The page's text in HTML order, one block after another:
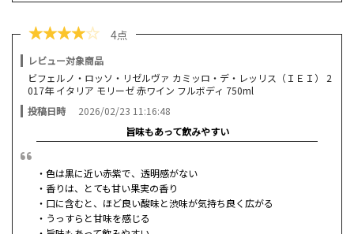
★★★★☆ 4点
レビュー対象商品
ビフェルノ・ロッソ・リゼルヴァ カミッロ・デ・レッリス（ＩＥＩ） 2
017年 イタリア モリーゼ 赤ワイン フルボディ 750ml
投稿日時
2026/02/23 11:16:48
旨味もあって飲みやすい
・色は黒に近い赤紫で、透明感がない
・香りは、とても甘い果実の香り
・口に含むと、ほど良い酸味と渋味が気持ち良く広がる
・うっすらと甘味を感じる